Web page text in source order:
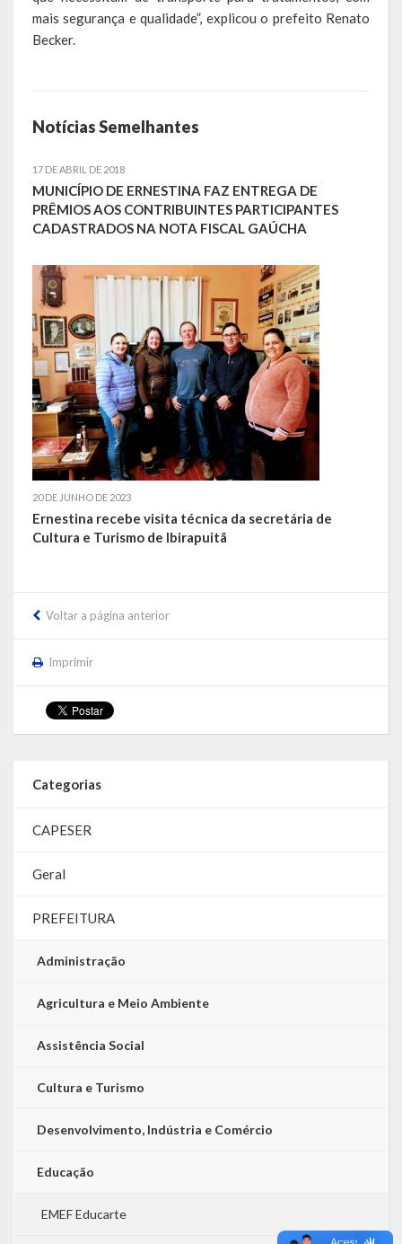
Termos de Compromisso
LOA – Lei Orçamentária Anual
RC – Relatório Circunstanciado
PPA – Plano Plurianual
LDO – Lei de Diretrizes Orçamentárias
Acesso à Informação
Transparência
mais segurança e qualidade”, explicou o prefeito Renato
Becker.
Notícias Semelhantes
17 DE ABRIL DE 2018
MUNICÍPIO DE ERNESTINA FAZ ENTREGA DE
PRÊMIOS AOS CONTRIBUINTES PARTICIPANTES
CADASTRADOS NA NOTA FISCAL GAÚCHA
20 DE JUNHO DE 2023
Ernestina recebe visita técnica da secretária de
Cultura e Turismo de Ibirapuitã
Voltar a página anterior
Imprimir
Categorias
CAPESER
Geral
PREFEITURA
Administração
Agricultura e Meio Ambiente
Assistência Social
Cultura e Turismo
Desenvolvimento, Indústria e Comércio
Educação
EMEF Educarte